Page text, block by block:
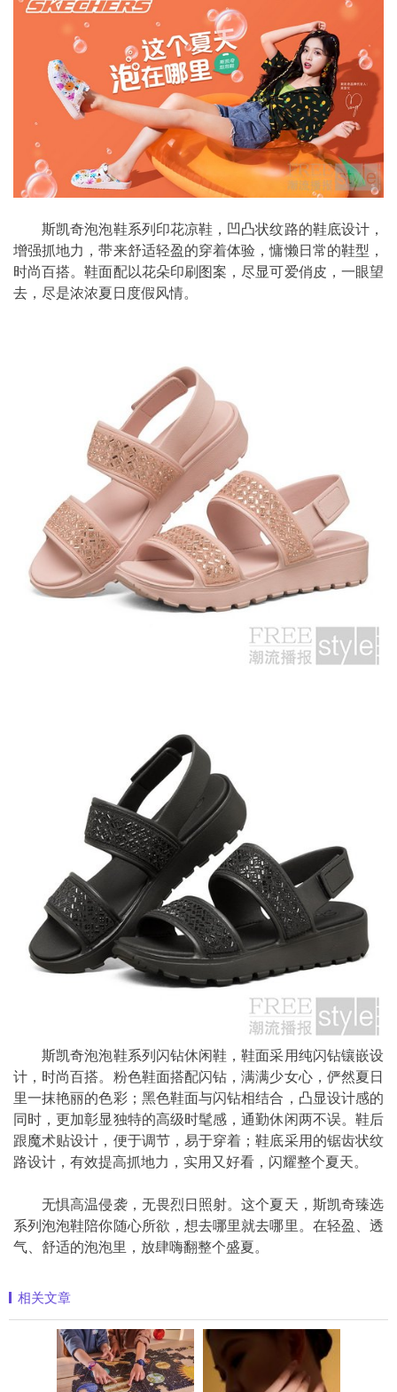
斯凯奇泡泡鞋系列印花凉鞋，凹凸状纹路的鞋底设计，
增强抓地力，带来舒适轻盈的穿着体验，慵懒日常的鞋型，
时尚百搭。鞋面配以花朵印刷图案，尽显可爱俏皮，一眼望
去，尽是浓浓夏日度假风情。
斯凯奇泡泡鞋系列闪钻休闲鞋，鞋面采用纯闪钻镶嵌设
计，时尚百搭。粉色鞋面搭配闪钻，满满少女心，俨然夏日
里一抹艳丽的色彩；黑色鞋面与闪钻相结合，凸显设计感的
同时，更加彰显独特的高级时髦感，通勤休闲两不误。鞋后
跟魔术贴设计，便于调节，易于穿着；鞋底采用的锯齿状纹
路设计，有效提高抓地力，实用又好看，闪耀整个夏天。
无惧高温侵袭，无畏烈日照射。这个夏天，斯凯奇臻选
系列泡泡鞋陪你随心所欲，想去哪里就去哪里。在轻盈、透
气、舒适的泡泡里，放肆嗨翻整个盛夏。
相关文章